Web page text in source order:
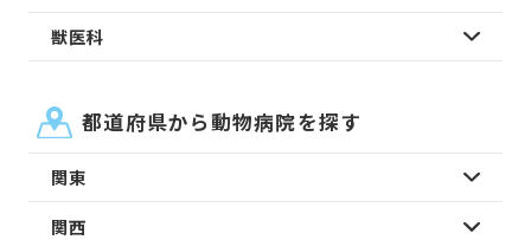
獣医科
都道府県から動物病院を探す
関東
関西